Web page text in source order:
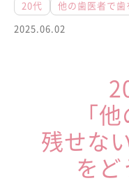
20代 他の歯医者で歯
2025.06.02
「
残せな
をど